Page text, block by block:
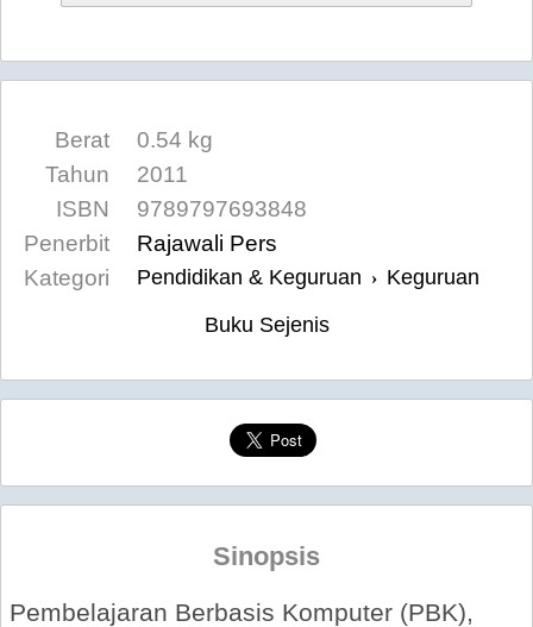
Berat
0.54 kg
Tahun
2011
ISBN
9789797693848
Penerbit
Rajawali Pers
Kategori
Pendidikan & Keguruan › Keguruan
Buku Sejenis
Sinopsis
Pembelajaran Berbasis Komputer (PBK),